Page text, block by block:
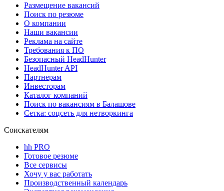
Размещение вакансий
Поиск по резюме
О компании
Наши вакансии
Реклама на сайте
Требования к ПО
Безопасный HeadHunter
HeadHunter API
Партнерам
Инвесторам
Каталог компаний
Поиск по вакансиям в Балашове
Сетка: соцсеть для нетворкинга
Соискателям
hh PRO
Готовое резюме
Все сервисы
Хочу у вас работать
Производственный календарь